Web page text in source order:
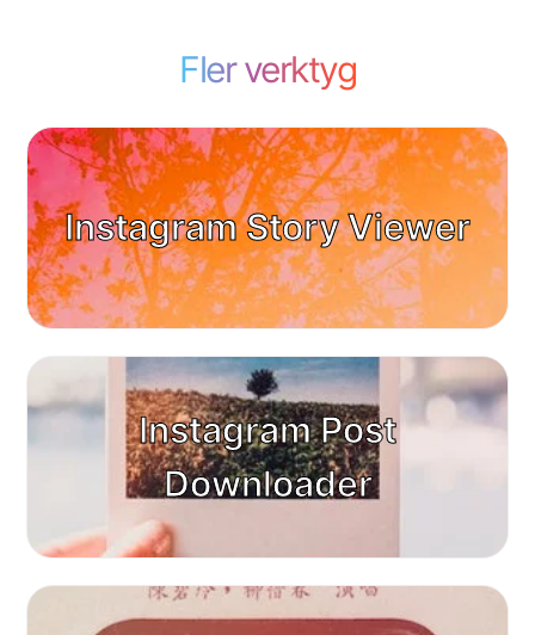
Fler verktyg
Instagram Story Viewer
Instagram Post
Downloader